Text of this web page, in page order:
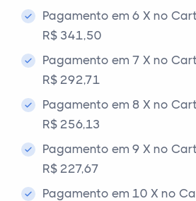
Pagamento em 6 X no
R$ 341,50
Pagamento em 7 X no
R$ 292,71
Pagamento em 8 X no
R$ 256,13
Pagamento em 9 X no
R$ 227,67
Pagamento em 10 X no